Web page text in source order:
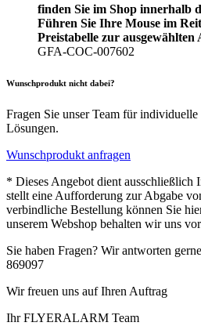
finden Sie im Shop innerhalb
Führen Sie Ihre Mouse im
Preistabelle zur ausgewählten
GFA-COC-007602
Wunschprodukt nicht dabei?
Fragen Sie unser Team für
Lösungen.
Wunschprodukt anfragen
* Dieses Angebot dient ausschließlich
stellt eine Aufforderung zur Abgabe
verbindliche Bestellung können Sie
unserem Webshop behalten wir uns
Sie haben Fragen? Wir antworten
869097
Wir freuen uns auf Ihren Auftrag
Ihr FLYERALARM Team